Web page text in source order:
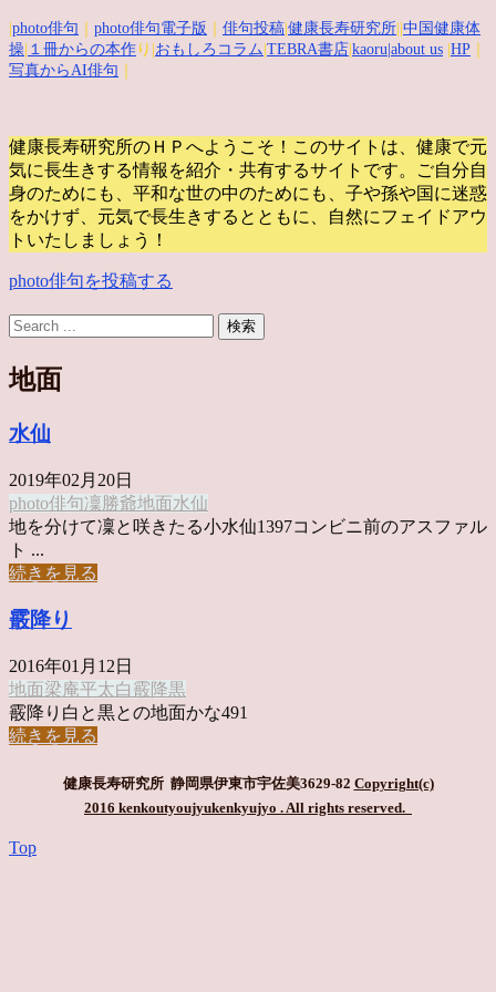
photo俳句 photo俳句電子版 俳句投稿 健康長寿研究所 中国健康体
操 １冊からの本作 り| おもしろコラム TEBRA書店 kaoru |about us HP
写真からAI俳句
健康長寿研究所のＨＰへようこそ！このサイトは、健康で元
気に長生きする情報を紹介・共有するサイトです。
ご自分自
身のためにも、平和な世の中のためにも、子や孫や国に迷惑
をかけず、元気で長生きするとともに、自然にフェイドアウ
トいたしましょう！
photo俳句を投稿する
地面
水仙
2019年02月20日
photo俳句凜 勝爺地面水仙
地を分けて凜と咲きたる小水仙1397コンビニ前のアスファル
ト ...
続きを見る
霰降り
2016年01月12日
地面梁庵平太白 霰降黒
霰降り白と黒との地面かな491
続きを見る
健康長寿研究所 静岡県伊東市宇佐美3629-82 Copyright(c)
2016 kenkoutyoujyukenkyujyo . All rights reserved.
Top